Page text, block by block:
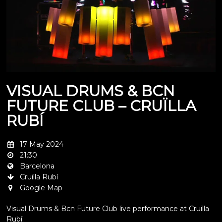
VISUAL DRUMS & BCN
FUTURE CLUB – CRUÏLLA
RUBÍ
17 May 2024
21:30
Barcelona
Cruïlla Rubí
Google Map
Visual Drums & Bcn Future Club live performance at Cruïlla
Rubí.